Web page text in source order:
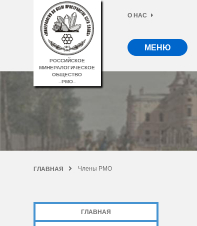
РОССИЙСКОЕ
МИНЕРАЛОГИЧЕСКОЕ
ОБЩЕСТВО
–РМО–
О НАС
МЕНЮ
ГЛАВНАЯ Члены РМО
ГЛАВНАЯ